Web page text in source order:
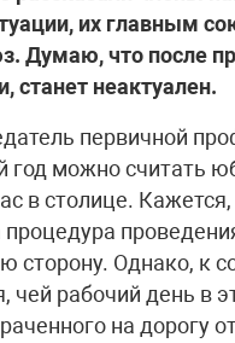
их главным
Думаю, что после
станет неактуален.
первичной
можно считать
в столице.
сторону. Однако, к
чей рабочий день в
на дорогу